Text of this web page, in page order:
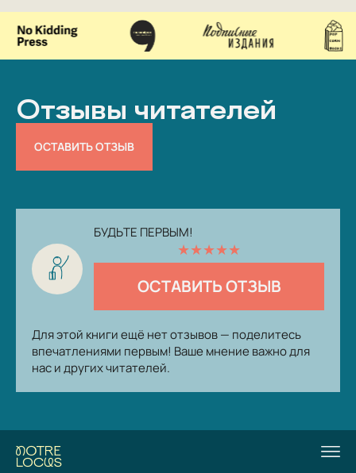
Отзывы читателей
ОСТАВИТЬ ОТЗЫВ
БУДЬТЕ ПЕРВЫМ!
★★★★★
ОСТАВИТЬ ОТЗЫВ
Для этой книги ещё нет отзывов — поделитесь
впечатлениями первым! Ваше мнение важно для
нас и других читателей.